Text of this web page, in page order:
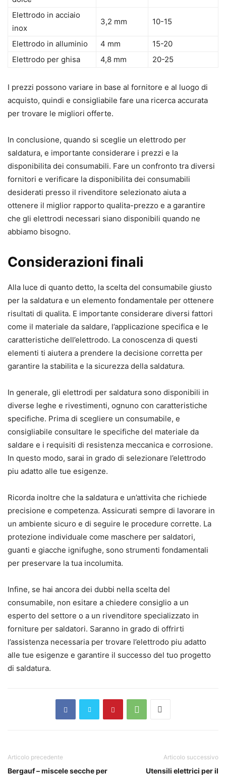
Elettrodo in acciaio
inox
3,2 mm 10-15
Elettrodo in alluminio 4 mm
15-20
Elettrodo per ghisa
4,8 mm 20-25
I prezzi possono variare in base al fornitore e al luogo di
acquisto, quindi e consigliabile fare una ricerca accurata
per trovare le migliori offerte.
In conclusione, quando si sceglie un elettrodo per
saldatura, e importante considerare i prezzi e la
disponibilita dei consumabili. Fare un confronto tra diversi
fornitori e verificare la disponibilita dei consumabili
desiderati presso il rivenditore selezionato aiuta a
ottenere il miglior rapporto qualita-prezzo e a garantire
che gli elettrodi necessari siano disponibili quando ne
abbiamo bisogno.
Considerazioni finali
Alla luce di quanto detto, la scelta del consumabile giusto
per la saldatura e un elemento fondamentale per ottenere
risultati di qualita. E importante considerare diversi fattori
come il materiale da saldare, l’applicazione specifica e le
caratteristiche dell’elettrodo. La conoscenza di questi
elementi ti aiutera a prendere la decisione corretta per
garantire la stabilita e la sicurezza della saldatura.
In generale, gli elettrodi per saldatura sono disponibili in
diverse leghe e rivestimenti, ognuno con caratteristiche
specifiche. Prima di scegliere un consumabile, e
consigliabile consultare le specifiche del materiale da
saldare e i requisiti di resistenza meccanica e corrosione.
In questo modo, sarai in grado di selezionare l’elettrodo
piu adatto alle tue esigenze.
Ricorda inoltre che la saldatura e un’attivita che richiede
precisione e competenza. Assicurati sempre di lavorare in
un ambiente sicuro e di seguire le procedure corrette. La
protezione individuale come maschere per saldatori,
guanti e giacche ignifughe, sono strumenti fondamentali
per preservare la tua incolumita.
Infine, se hai ancora dei dubbi nella scelta del
consumabile, non esitare a chiedere consiglio a un
esperto del settore o a un rivenditore specializzato in
forniture per saldatori. Saranno in grado di offrirti
l’assistenza necessaria per trovare l’elettrodo piu adatto
alle tue esigenze e garantire il successo del tuo progetto
di saldatura.
Articolo precedente
Bergauf – miscele secche per
Articolo successivo
Utensili elettrici per il